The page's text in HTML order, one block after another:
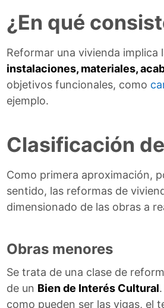
¿En qué
Reformar una vivienda implica
instalaciones, materiales,
objetivos funcionales, como
ejemplo.
Clasificación
Como primera aproximación,
sentido, las reformas de
dimensionado de las obras a
Obras menores
Se trata de una clase de
de un Bien de Interés Cultural
como pueden ser las vigas, el